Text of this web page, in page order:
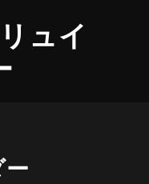
ュイ